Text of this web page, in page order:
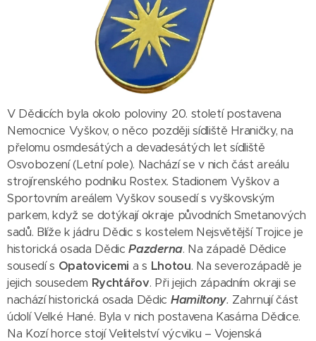
V Dědicích byla okolo poloviny 20. století postavena
Nemocnice Vyškov, o něco později sídliště Hraničky, na
přelomu osmdesátých a devadesátých let sídliště
Osvobození (Letní pole). Nachází se v nich část areálu
strojírenského podniku Rostex. Stadionem Vyškov a
Sportovním areálem Vyškov sousedí s vyškovským
parkem, když se dotýkají okraje původních Smetanových
sadů. Blíže k jádru Dědic s kostelem Nejsvětější Trojice je
historická osada DědicPazderna. Na západě Dědice
sousedí s Opatovicemi a s Lhotou. Na severozápadě je
jejich sousedem Rychtářov. Při jejich západním okraji se
nachází historická osada Dědic Hamiltony. Zahrnují část
údolí Velké Hané. Byla v nich postavena Kasárna Dědice.
Na Kozí horce stojí Velitelství výcviku – Vojenská